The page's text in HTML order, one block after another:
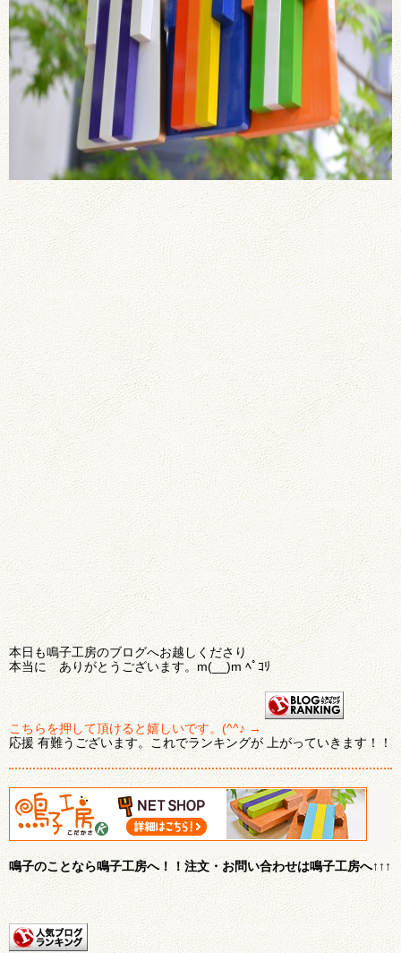
本日も鳴子工房のブログへお越しくださり
本当に ありがとうございます。m(__)m ﾍﾟｺﾘ
こちらを押して頂けると嬉しいです。(^^♪ →
応援 有難うございます。これでランキングが 上がっていきます！！
鳴子のことなら鳴子工房へ！！注文・お問い合わせは鳴子工房へ↑↑↑